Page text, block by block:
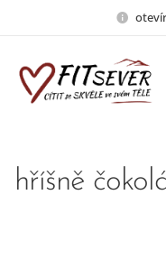
hříšně